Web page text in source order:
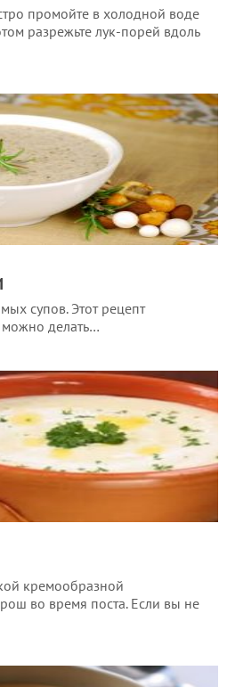
промойте в холодной воде
разрежьте лук-порей вдоль
супов. Этот рецепт
можно делать…
кремообразной
во время поста. Если вы не